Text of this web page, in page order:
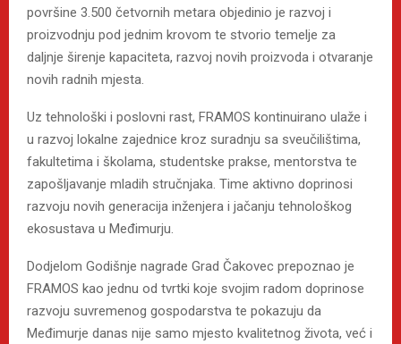
površine 3.500 četvornih metara objedinio je razvoj i
proizvodnju pod jednim krovom te stvorio temelje za
daljnje širenje kapaciteta, razvoj novih proizvoda i otvaranje
novih radnih mjesta.
Uz tehnološki i poslovni rast, FRAMOS kontinuirano ulaže i
u razvoj lokalne zajednice kroz suradnju sa sveučilištima,
fakultetima i školama, studentske prakse, mentorstva te
zapošljavanje mladih stručnjaka. Time aktivno doprinosi
razvoju novih generacija inženjera i jačanju tehnološkog
ekosustava u Međimurju.
Dodjelom Godišnje nagrade Grad Čakovec prepoznao je
FRAMOS kao jednu od tvrtki koje svojim radom doprinose
razvoju suvremenog gospodarstva te pokazuju da
Međimurje danas nije samo mjesto kvalitetnog života, već i